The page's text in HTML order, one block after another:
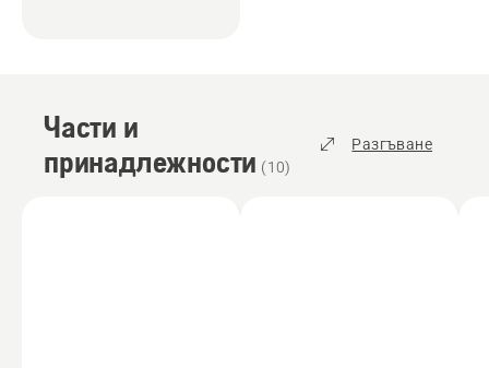
Части и
принадлежности (10)
Разгъване